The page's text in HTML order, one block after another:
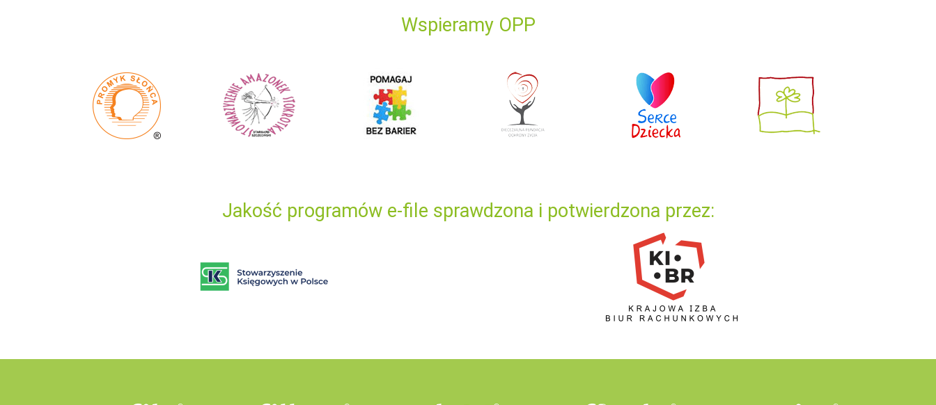
Wspieramy OPP
Jakość programów e-file sprawdzona i potwierdzona przez: